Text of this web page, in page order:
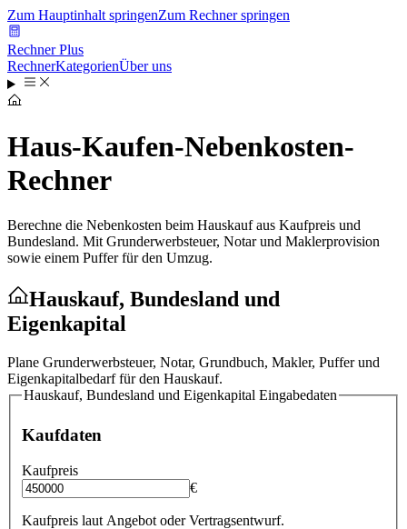
Zum Hauptinhalt springenZum Rechner springen
Rechner Plus
RechnerKategorienÜber uns
Haus-Kaufen-Nebenkosten-
Rechner
Berechne die Nebenkosten beim Hauskauf aus Kaufpreis und
Bundesland. Mit Grunderwerbsteuer, Notar und Maklerprovision
sowie einem Puffer für den Umzug.
Hauskauf, Bundesland und
Eigenkapital
Plane Grunderwerbsteuer, Notar, Grundbuch, Makler, Puffer und
Eigenkapitalbedarf für den Hauskauf.
Hauskauf, Bundesland und Eigenkapital Eingabedaten
Kaufdaten
Kaufpreis
€
Kaufpreis laut Angebot oder Vertragsentwurf.